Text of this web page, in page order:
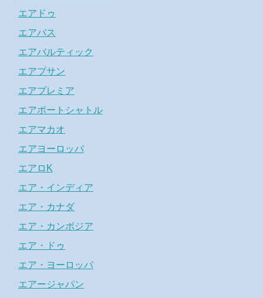
エアドゥ
エアバス
エアバルティック
エアプサン
エアプレミア
エアポートシャトル
エアマカオ
エアヨーロッパ
エアロK
エア・インディア
エア・カナダ
エア・カンボジア
エア・ドゥ
エア・ヨーロッパ
エアージャパン